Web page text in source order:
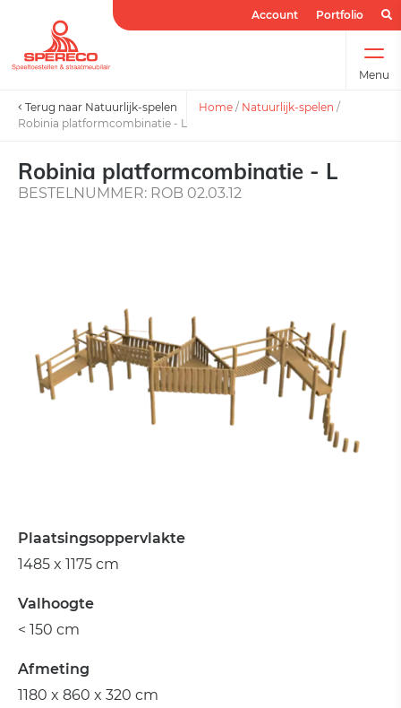
Account Portfolio
Menu
Terug naar Natuurlijk-spelen Home / Natuurlijk-spelen /
Robinia platformcombinatie - L
Robinia platformcombinatie - L
BESTELNUMMER: ROB 02.03.12
Plaatsingsoppervlakte
1485 x 1175 cm
Valhoogte
< 150 cm
Afmeting
1180 x 860 x 320 cm